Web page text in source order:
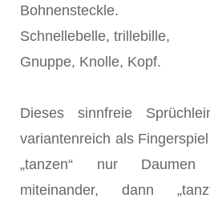
Bohnensteckle.
Schnellebelle, trillebille,
Gnuppe, Knolle, Kopf.
Dieses sinnfreie
variantenreich als
„tanzen“ nur
miteinander, dann